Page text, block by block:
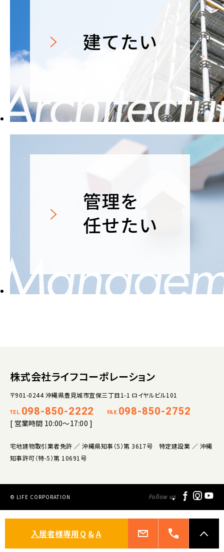
株式会社ライフコーポレーション
〒901-0244 沖縄県豊見城市宜保三丁目1-1 ロイヤルビル101
TEL. 098-850-2222 FAX. 098-850-2752
[ 営業時間 10:00～17:00 ]
宅地建物取引業者免許 ／ 沖縄県知事（5）第 3617号 特定建設業 ／ 沖縄
知事許可（特-5）第 10691号
© LIFE CORPORATION Follow us
入居者様専用 Q &A